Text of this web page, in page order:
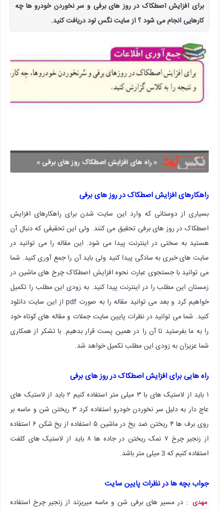
برای افزایش اصطکاک در روز های برفی و سر نخوردن خودرو ها چه
کارهایی انجام می شود ؟ از سایت نگس لود دریافت کنید.
راهکارهای افزایش اصطکاک در روز های برفی
بسیاری از دوستانی که وارد این سایت شدن برای راهکارهای افزایش
اصطکاک در روز های برفی تحقیق می کنند. ولی این تحقیقی که دنبال آن
هستید به سختی در اینترنت پیدا می شود. این مقاله را می توانید در
سایت های خبری به سادگی پیدا کنید ولی باید آن را جمع آوری کنید. شما
می توانید با جستجوی عبارت نحوه افزایش اصطکاک چرخ های ماشین در
زمستان این مطلب را در اینترنت پیدا کنید. به زودی این مطلب را تکمیل
خواهیم کرد و بعد می توانید مقاله را به صورت pdf از این سایت دانلود
کنید. شما می توانید در نظرات پایین سایت جملات و مقاله های کوتاه خود
را به ما بفرستید تا آن را در همین پست قرار بدهیم. با تشکر از همکاری
شما عزیزان به زودی این مطلب تکمیل خواهد شد.
راه هایی برای افزایش اصطکاک در روز های برفی
۱ باید از لاستیک های با ۳ میلی متر استفاده کنیم ۲ باید از لاستیک های
عاج دار به دلیل سر نخوردن خودرو استفاده کرد ۳ ریختن شن و ماسه بر
روی برف ها ۴ ریختن ضد یخ در ماشین ۵ استفاده از یخ شکن ۶ استفاده
از زنجیر چرخ ۷ نمک ریختن در جاده ها ۸ باید از لاستیک های کلفت
استفاده کنیم که 3 میلی متر باشد.
جواب بچه ها در نظرات پایین سایت
مهدی : در مسیر های برفی شن و ماسه میریزند از زنجیر چرخ استفاده